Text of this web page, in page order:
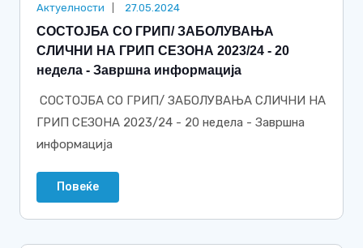
Актуелности 27.05.2024
СОСТОЈБА СО ГРИП/ ЗАБОЛУВАЊА
СЛИЧНИ НА ГРИП СЕЗОНА 2023/24 - 20
недела - Завршна информација
СОСТОЈБА СО ГРИП/ ЗАБОЛУВАЊА СЛИЧНИ НА
ГРИП СЕЗОНА 2023/24 - 20 недела - Завршна
информација
Повеќе